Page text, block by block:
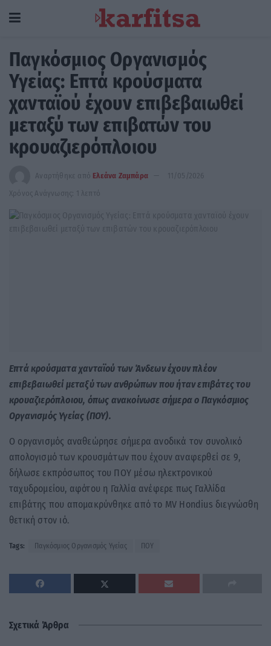
Παγκόσμιος Οργανισμός
Υγείας: Επτά κρούσματα
χανταϊού έχουν επιβεβαιωθεί
μεταξύ των επιβατών του
κρουαζιερόπλοιου
Αναρτήθηκε από Ελεάνα Ζαμπάρα
11/05/2026
Χρόνος Ανάγνωσης: 1 λεπτό
Επτά κρούσματα χανταϊού των Άνδεων έχουν πλέον
επιβεβαιωθεί μεταξύ των ανθρώπων που ήταν επιβάτες του
κρουαζιερόπλοιου, όπως ανακοίνωσε σήμερα ο Παγκόσμιος
Οργανισμός Υγείας (ΠΟΥ).
Ο οργανισμός αναθεώρησε σήμερα ανοδικά τον συνολικό
απολογισμό των κρουσμάτων που έχουν αναφερθεί σε 9,
δήλωσε εκπρόσωπος του ΠΟΥ μέσω ηλεκτρονικού
ταχυδρομείου, αφότου η Γαλλία ανέφερε πως Γαλλίδα
επιβάτης που απομακρύνθηκε από το MV Hondius διεγνώσθη
θετική στον ιό.
Tags: Παγκόσμιος Οργανισμός Υγείας ΠΟΥ
Σχετικά Άρθρα